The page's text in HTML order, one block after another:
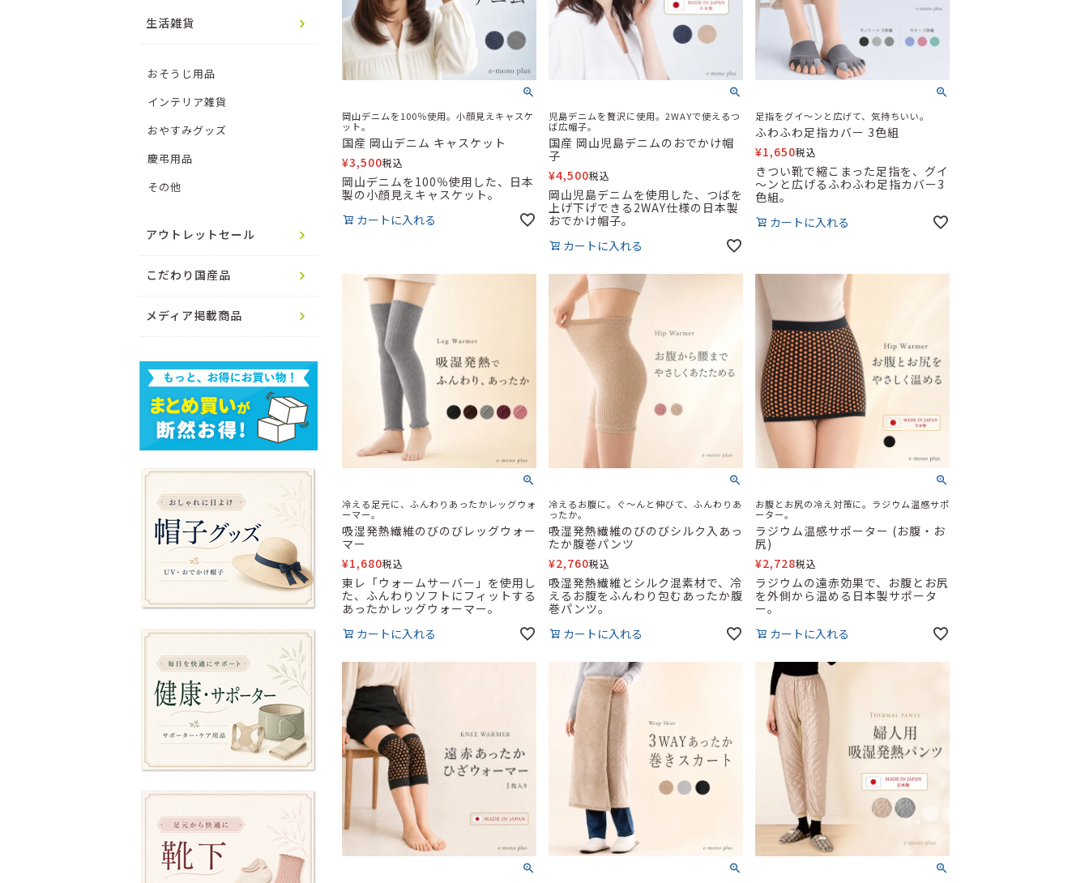
生活雑貨
おそうじ用品
インテリア雑貨
おやすみグッズ
慶弔用品
その他
アウトレットセール
こだわり国産品
メディア掲載商品
岡山デニムを100％使用。小顔見えキャスケ
ット。
国産 岡山デニム キャスケット
¥3,500税込
岡山デニムを100％使用した、日本
製の小顔見えキャスケット。
カートに入れる
児島デニムを贅沢に使用。2WAYで使えるつ
ば広帽子。
国産 岡山児島デニムのおでかけ帽
子
¥4,500税込
岡山児島デニムを使用した、つばを
上げ下げできる2WAY仕様の日本製
おでかけ帽子。
カートに入れる
足指をグイ～ンと広げて、気持ちいい。
ふわふわ足指カバー 3色組
¥1,650税込
きつい靴で縮こまった足指を、グイ
～ンと広げるふわふわ足指カバー3
色組。
カートに入れる
冷える足元に、ふんわりあったかレッグウォ
ーマー。
吸湿発熱繊維のびのびレッグウォー
マー
¥1,680税込
東レ「ウォームサーバー」を使用し
た、ふんわりソフトにフィットする
あったかレッグウォーマー。
カートに入れる
冷えるお腹に。ぐ～んと伸びて、ふんわりあ
ったか。
吸湿発熱繊維のびのびシルク入あっ
たか腹巻パンツ
¥2,760税込
吸湿発熱繊維とシルク混素材で、冷
えるお腹をふんわり包むあったか腹
巻パンツ。
カートに入れる
お腹とお尻の冷え対策に。ラジウム温感サポ
ーター。
ラジウム温感サポーター (お腹・お
尻)
¥2,728税込
ラジウムの遠赤効果で、お腹とお尻
を外側から温める日本製サポータ
ー。
カートに入れる